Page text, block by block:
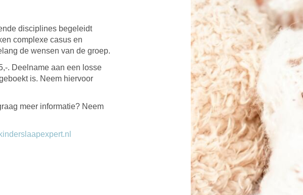
disciplines begeleidt
complexe casus en
de wensen van de groep.
. Deelname aan een losse
is. Neem hiervoor
meer informatie? Neem